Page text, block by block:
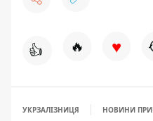
👍 🔥 ♥
УКРЗАЛІЗНИЦЯ НОВИНИ